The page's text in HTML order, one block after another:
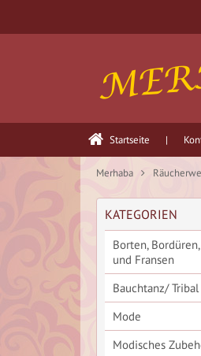
Startseite |
Merhaba
KATEGORIEN
Borten,
und Fransen
Bauchtanz/ Tribal
Mode
Modisches